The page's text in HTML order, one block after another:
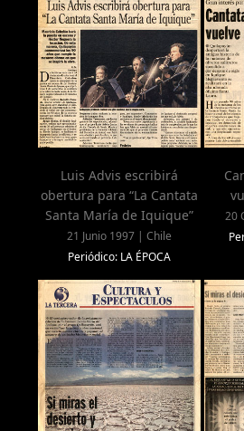
Luis Advis escribirá
obertura para “La Cantata
Santa María de Iquique”
21 Junio 1997 | Chile
Periódico: LA ÉPOCA
20